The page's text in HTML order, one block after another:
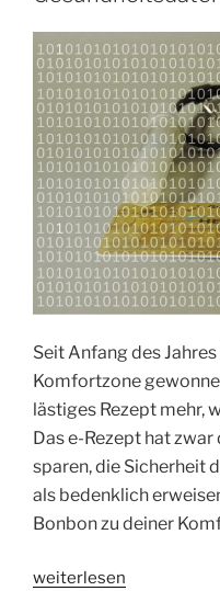
Seit Anfang des
Komfortzone
lästiges Rezept mehr,
Das e-Rezept hat
sparen, die Sicherheit
als bedenklich
Bonbon zu deiner
„ePA
weiterlesen